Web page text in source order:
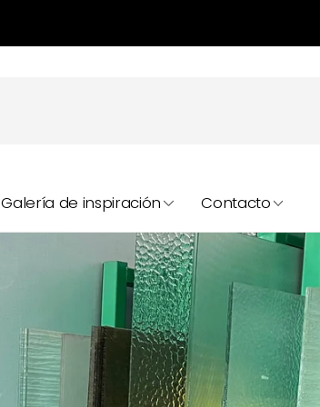
Galería de inspiración Contacto